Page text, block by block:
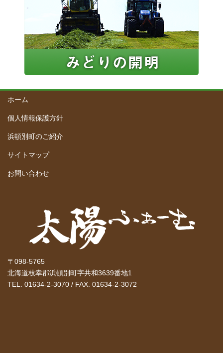
ホーム
個人情報保護方針
浜頓別町のご紹介
サイトマップ
お問い合わせ
〒098-5765
北海道枝幸郡浜頓別町字共和3639番地1
TEL. 01634-2-3070 / FAX. 01634-2-3072